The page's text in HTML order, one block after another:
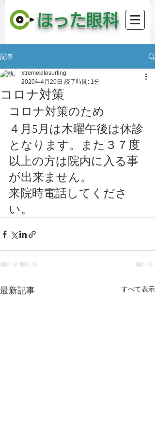
​ほった眼科
記事
コロナ対策
xtremekitesurfing
2020年4月20日 読了時間: 1分
コロナ対策のため
４月5月は木曜午後は休診
となります。また３７度
以上の方は院内に入る事
が出来ません。
来院時電話してくださ
い。
最新記事 すべて表示